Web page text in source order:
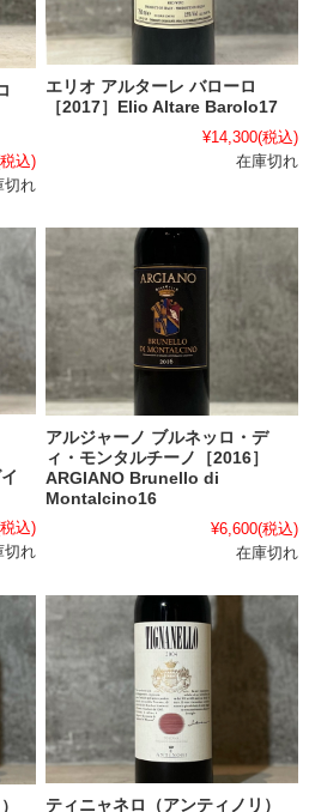
込)
切れ
エリオ アルターレ バローロ
［2017］Elio Altare Barolo17
¥14,300(税込)
在庫切れ
込)
切れ
アルジャーノ ブルネッロ・デ
ィ・モンタルチーノ［2016］
ARGIANO Brunello di
Montalcino16
¥6,600(税込)
在庫切れ
ティニャネロ（アンティノリ）